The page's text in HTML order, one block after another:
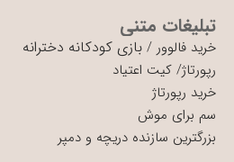
تبلیغات متنی
خرید فالوور / بازی کودکانه دخترانه
رپورتاژ/ کیت اعتیاد
خرید رپورتاژ
سم برای موش
بزرگترین سازنده دریچه و دمپر